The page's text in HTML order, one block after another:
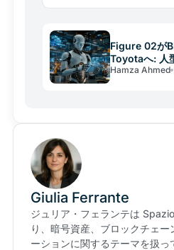
Figure 02が
Toyotaへ: 人
実態
Hamza Ahmed
Giulia Ferrante
ジュリア・フェランテは
り、暗号資産、ブロックチェ
ーションに関するテーマを扱